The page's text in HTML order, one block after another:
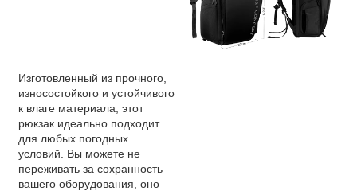
Изготовленный из прочного,
износостойкого и устойчивого
к влаге материала, этот
рюкзак идеально подходит
для любых погодных
условий. Вы можете не
переживать за сохранность
вашего оборудования, оно